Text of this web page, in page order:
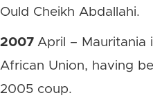
Ould Cheikh Abdallahi.
2007 April – Mauritania
African Union, having
2005 coup.